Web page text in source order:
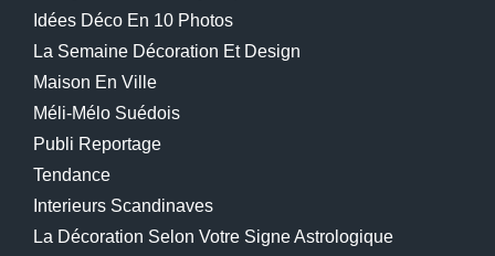
Idées Déco En 10 Photos
La Semaine Décoration Et Design
Maison En Ville
Méli-Mélo Suédois
Publi Reportage
Tendance
Interieurs Scandinaves
La Décoration Selon Votre Signe Astrologique